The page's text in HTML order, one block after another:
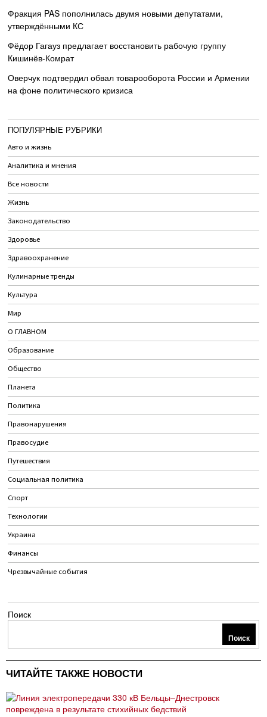
Фракция PAS пополнилась двумя новыми депутатами,
утверждёнными КС
Фёдор Гагауз предлагает восстановить рабочую группу
Кишинёв-Комрат
Оверчук подтвердил обвал товарооборота России и Армении
на фоне политического кризиса
ПОПУЛЯРНЫЕ РУБРИКИ
Авто и жизнь
Аналитика и мнения
Все новости
Жизнь
Законодательство
Здоровье
Здравоохранение
Кулинарные тренды
Культура
Мир
О ГЛАВНОМ
Образование
Общество
Планета
Политика
Правонарушения
Правосудие
Путешествия
Социальная политика
Спорт
Технологии
Украина
Финансы
Чрезвычайные события
Поиск
Поиск
ЧИТАЙТЕ ТАКЖЕ НОВОСТИ